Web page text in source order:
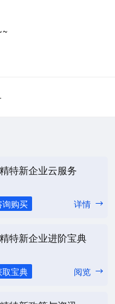
特新企业云服务
询购买 详情
特新企业进阶宝典
取宝典 阅览